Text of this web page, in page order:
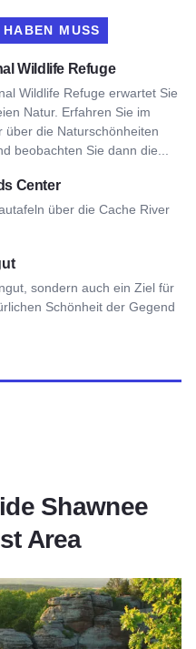
MUSS
Wildlife Refuge
Wildlife Refuge erwartet Sie
Natur. Erfahren Sie im
über die Naturschönheiten
beobachten Sie dann die...
Refuge
Center
über die Cache River
sondern auch ein Ziel für
Schönheit der Gegend
Shawnee
Area